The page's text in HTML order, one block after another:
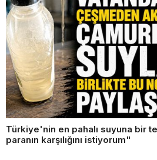
Türkiye'nin en pahalı suyuna bir
paranın karşılığını istiyorum"